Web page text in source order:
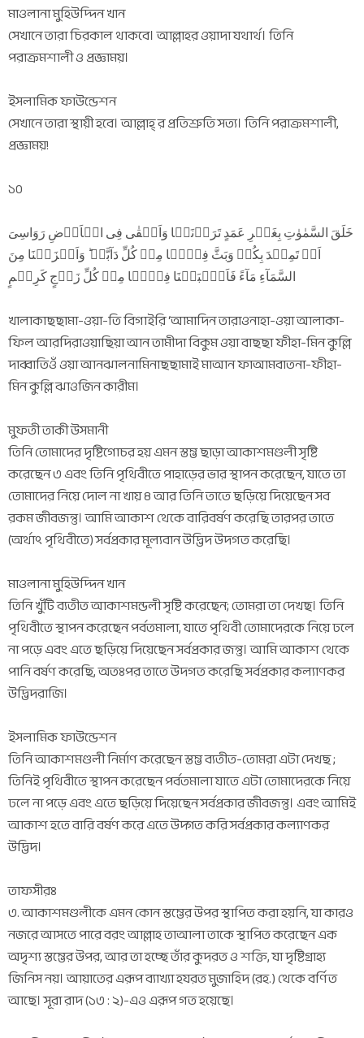
মাওলানা মুহিউদ্দিন খান
সেখানে তারা চিরকাল থাকবে। আল্লাহর ওয়াদা যথার্থ। তিনি
পরাক্রমশালী ও প্রজ্ঞাময়।
ইসলামিক ফাউন্ডেশন
সেখানে তারা স্থায়ী হবে। আল্লাহ্ র প্রতিশ্রুতি সত্য। তিনি পরাক্রমশালী,
প্রজ্ঞাময়!
১০
خَلَقَ السَّمٰوٰتِ بِغَیۡرِ عَمَدٍ تَرَوۡنَہَا وَاَلۡقٰی فِی الۡاَرۡضِ رَوَاسِیَ
اَنۡ تَمِیۡدَ بِکُمۡ وَبَثَّ فِیۡہَا مِنۡ کُلِّ دَآبَّۃٍ ؕ وَاَنۡزَلۡنَا مِنَ
السَّمَآءِ مَآءً فَاَنۡۢبَتۡنَا فِیۡہَا مِنۡ کُلِّ زَوۡجٍ کَرِیۡمٍ
খালাকাছছামা-ওয়া-তি বিগাইরি ‘আমাদিন তারাওনাহা-ওয়া আলাকা-
ফিল আরদিরাওয়াছিয়া আন তামীদা বিকুম ওয়া বাছছা ফীহা-মিন কুল্লি
দাব্বাতিওঁ ওয়া আনঝালনামিনাছছামাই মাআন ফাআমবাতনা-ফীহা-
মিন কুল্লি ঝাওজিন কারীম।
মুফতী তাকী উসমানী
তিনি তোমাদের দৃষ্টিগোচর হয় এমন স্তম্ভ ছাড়া আকাশমণ্ডলী সৃষ্টি
করেছেন ৩ এবং তিনি পৃথিবীতে পাহাড়ের ভার স্থাপন করেছেন, যাতে তা
তোমাদের নিয়ে দোল না খায় ৪ আর তিনি তাতে ছড়িয়ে দিয়েছেন সব
রকম জীবজন্তু। আমি আকাশ থেকে বারিবর্ষণ করেছি তারপর তাতে
(অর্থাৎ পৃথিবীতে) সর্বপ্রকার মূল্যবান উদ্ভিদ উদগত করেছি।
মাওলানা মুহিউদ্দিন খান
তিনি খুঁটি ব্যতীত আকাশমন্ডলী সৃষ্টি করেছেন; তোমরা তা দেখছ। তিনি
পৃথিবীতে স্থাপন করেছেন পর্বতমালা, যাতে পৃথিবী তোমাদেরকে নিয়ে ঢলে
না পড়ে এবং এতে ছড়িয়ে দিয়েছেন সর্বপ্রকার জন্তু। আমি আকাশ থেকে
পানি বর্ষণ করেছি, অতঃপর তাতে উদগত করেছি সর্বপ্রকার কল্যাণকর
উদ্ভিদরাজি।
ইসলামিক ফাউন্ডেশন
তিনি আকাশমণ্ডলী নির্মাণ করেছেন স্তম্ভ ব্যতীত-তোমরা এটা দেখছ ;
তিনিই পৃথিবীতে স্থাপন করেছেন পর্বতমালা যাতে এটা তোমাদেরকে নিয়ে
ঢলে না পড়ে এবং এতে ছড়িয়ে দিয়েছেন সর্বপ্রকার জীবজন্তু। এবং আমিই
আকাশ হতে বারি বর্ষণ করে এতে উদ্গত করি সর্বপ্রকার কল্যাণকর
উদ্ভিদ।
তাফসীরঃ
৩. আকাশমণ্ডলীকে এমন কোন স্তম্ভের উপর স্থাপিত করা হয়নি, যা কারও
নজরে আসতে পারে বরং আল্লাহ তাআলা তাকে স্থাপিত করেছেন এক
অদৃশ্য স্তম্ভের উপর, আর তা হচ্ছে তাঁর কুদরত ও শক্তি, যা দৃষ্টিগ্রাহ্য
জিনিস নয়। আয়াতের এরূপ ব্যাখ্যা হযরত মুজাহিদ (রহ.) থেকে বর্ণিত
আছে। সূরা রাদ (১৩ : ২)-এও এরূপ গত হয়েছে।